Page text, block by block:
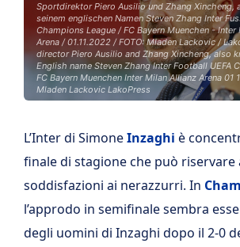
Sportdirektor Piero Ausilio und Zhang Xincheng,
seinem englischen Namen Steven Zhang Inter
Champions League / FC Bayern Muenchen -
Arena / 01.11.2022 / FOTO: Mladen Lackovic /
director Piero Ausilio and Zhang Xincheng, also
English name Steven Zhang Inter Football UEFA
FC Bayern Muenchen Inter Milan Allianz Arena 01
Mladen Lackovic LakoPress
L’Inter di SimoneInzaghi è
finale di stagione che può riservare
soddisfazioni ai nerazzurri. In
l’approdo in semifinale sembra
degli uomini di Inzaghi dopo il 2-0